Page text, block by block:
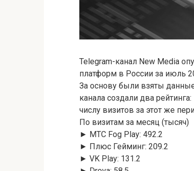
Telegram-канал New Media
платформ в России за июль
За основу были взяты данные
канала создали два
числу визитов за этот же
По визитам за месяц (тысяч)
► МТС Fog Play: 492.2
► Плюс Гейминг: 209.2
► VK Play: 131.2